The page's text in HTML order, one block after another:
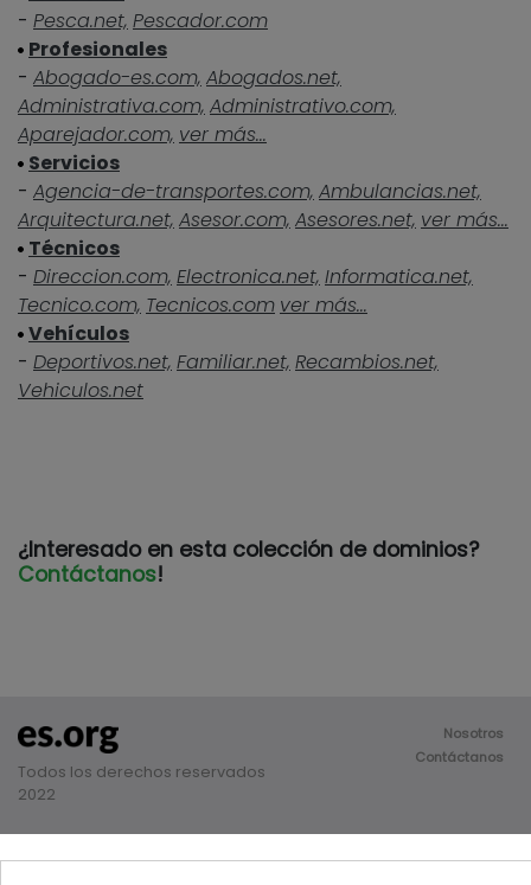
- Pesca.net, Pescador.com
Profesionales
- Abogado-es.com, Abogados.net,
Administrativa.com, Administrativo.com,
Aparejador.com, ver más...
Servicios
- Agencia-de-transportes.com, Ambulancias.net,
Arquitectura.net, Asesor.com, Asesores.net, ver más...
Técnicos
- Direccion.com, Electronica.net, Informatica.net,
Tecnico.com, Tecnicos.com ver más...
Vehículos
- Deportivos.net, Familiar.net, Recambios.net,
Vehiculos.net
¿Interesado en esta colección de dominios?
Contáctanos!
Todos los derechos reservados
2022
Nosotros
Contáctanos